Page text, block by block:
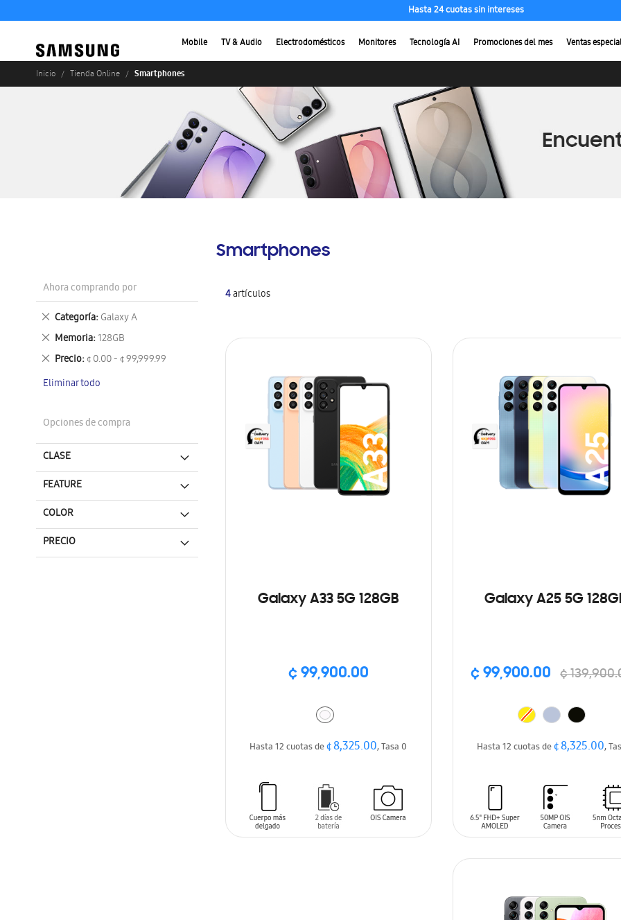
Hasta 24 cuotas sin intereses
Mobile TV & Audio Electrodomésticos Monitores Tecnología AI Promociones del mes Ventas
Inicio Tienda Online Smartphones
Smartphones
4artículos
Galaxy A33 5G 128GB
¢ 99,900.00
Hasta 12 cuotas de¢ 8,325.00, Tasa 0
Galaxy A25 5G
¢ 99,900.00 ¢
Hasta 12 cuotas de¢ 8,325.00,
Ahora comprando por
Categoría Galaxy A
Eliminar
este
artículo
Memoria 128GB
Eliminar
este
artículo
Precio ¢ 0.00 - ¢ 99,999.99
Eliminar
artículo
Eliminar todo
Opciones de compra
CLASE
FEATURE
COLOR
PRECIO